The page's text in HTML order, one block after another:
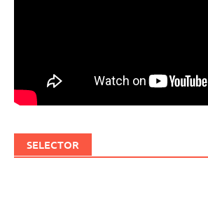
SELECTOR